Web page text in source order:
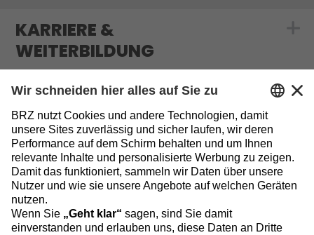
KARRIERE &
WEITERBILDUNG
Show
MEDIATHEK & BLOG Show
INFORMATIONEN
Sitemap
Datenschutz
Impressum